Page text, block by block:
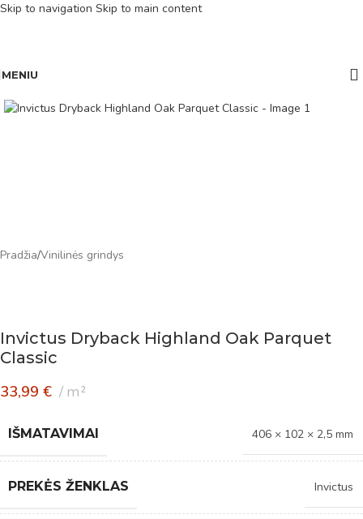
Skip to navigation Skip to main content
MENIU
Pradžia/Vinilinės grindys
Invictus Dryback Highland Oak Parquet
Classic
33,99 € m²
IŠMATAVIMAI 406 × 102 × 2,5 mm
PREKĖS ŽENKLAS Invictus